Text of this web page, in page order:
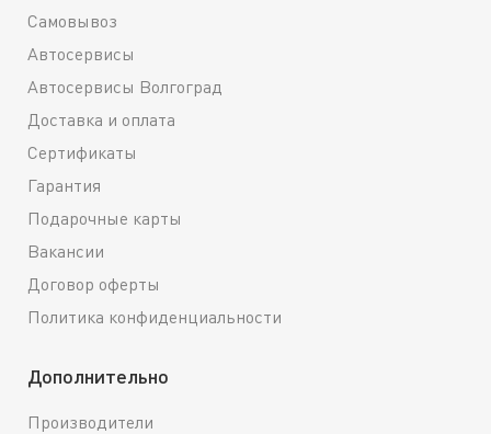
Самовывоз
Автосервисы
Автосервисы Волгоград
Доставка и оплата
Сертификаты
Гарантия
Подарочные карты
Вакансии
Договор оферты
Политика конфиденциальности
Дополнительно
Производители